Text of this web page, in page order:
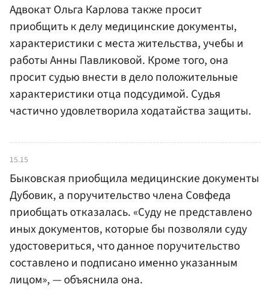
Адвокат Ольга Карлова также просит
приобщить к делу медицинские документы,
характеристики с места жительства, учебы и
работы Анны Павликовой. Кроме того, она
просит судью внести в дело положительные
характеристики отца подсудимой. Судья
частично удовлетворила ходатайства защиты.
15.15
Быковская приобщила медицинские документы
Дубовик, а поручительство члена Совфеда
приобщать отказалась. «Суду не представлено
иных документов, которые бы позволяли суду
удостовериться, что данное поручительство
составлено и подписано именно указанным
лицом», — объяснила она.